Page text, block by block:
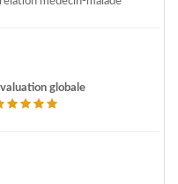
globale